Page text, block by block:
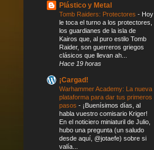
Plástico y Metal
Tomb Raiders: Protectores - Hoy
le toca el turno a los protectores,
los guardianes de la isla de
Kairos que, al puro estilo Tomb
Raider, son guerreros griegos
clásicos que llevan ah...
Hace 19 horas
¡Cargad!
Warhammer Academy: La nueva
plataforma para dar tus primeros
pasos - ¡Buenísimos días, al
habla vuestro comisario Kriger!
En el noticiero miniaturil de Julio,
hubo una pregunta (un saludo
desde aquí, @jotaefe) sobre si
valía...